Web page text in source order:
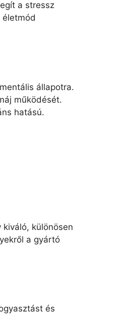
a stressz
állapotra.
működését.
hatású.
különösen
a gyártó
és